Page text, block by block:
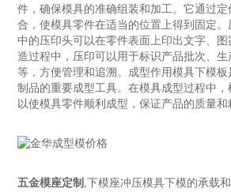
件，确保模具的准确组装和加工。它通过
合，使模具零件在适当的位置上得到固定。
中的压印头可以在零件表面上印出文字、图
造过程中，压印可以用于标识产品批次、
等，方便管理和追溯。成型作用模具下模
制品的重要成型工具。在模具成型过程中
以使模具零件顺利成型，保证产品的质量和
五金模座定制 ,下模座冲压模具下模的承载